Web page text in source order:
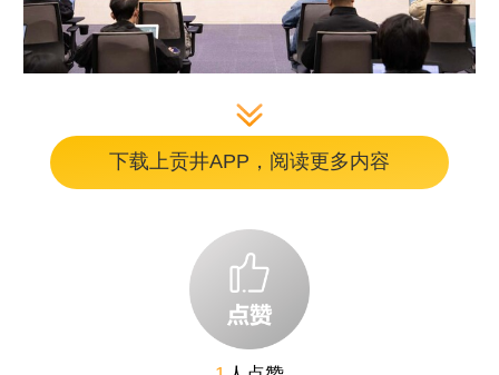
新闻发布会现场。
污水治理（管控）率从2019年的不足20%提升
到78%，建成“无废城市细胞”3400多个……“十
四五”以来，四川在筑牢长江黄河上游生态屏
下载上贡井APP，阅读更多内容